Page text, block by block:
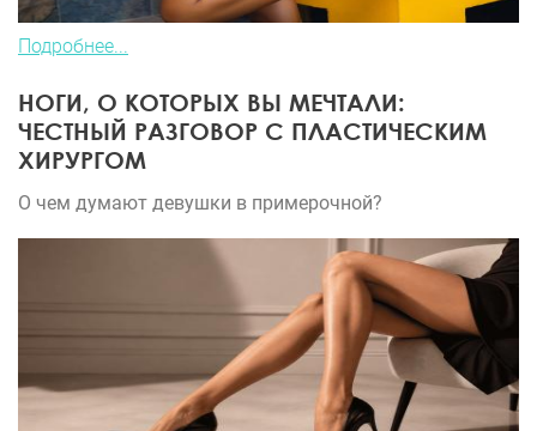
Подробнее...
НОГИ, О КОТОРЫХ ВЫ МЕЧТАЛИ:
ЧЕСТНЫЙ РАЗГОВОР С ПЛАСТИЧЕСКИМ
ХИРУРГОМ
О чем думают девушки в примерочной?